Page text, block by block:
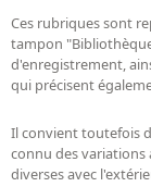
Ces rubriques sont
tampon
d'enregistrement,
qui précisent
Il convient toutefois
connu des variations
diverses avec